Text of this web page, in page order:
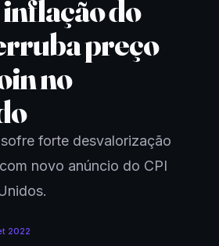
do
preço
no
forte desvalorização
novo anúncio do CPI
2022